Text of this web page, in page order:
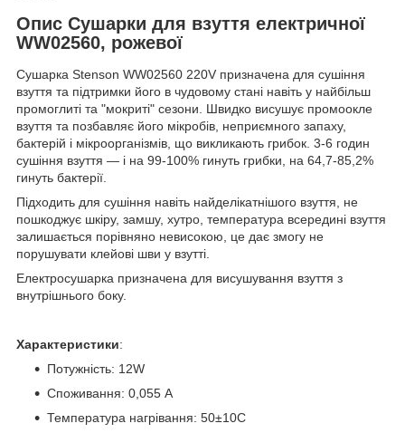
Опис Сушарки для взуття електричної
WW02560, рожевої
Сушарка Stenson WW02560 220V призначена для сушіння
взуття та підтримки його в чудовому стані навіть у найбільш
промоглиті та "мокриті" сезони. Швидко висушує промоокле
взуття та позбавляє його мікробів, неприємного запаху,
бактерій і мікроорганізмів, що викликають грибок. 3-6 годин
сушіння взуття — і на 99-100% гинуть грибки, на 64,7-85,2%
гинуть бактерії.
Підходить для сушіння навіть найделікатнішого взуття, не
пошкоджує шкіру, замшу, хутро, температура всередині взуття
залишається порівняно невисокою, це дає змогу не
порушувати клейові шви у взутті.
Електросушарка призначена для висушування взуття з
внутрішнього боку.
Характеристики:
Потужність: 12W
Споживання: 0,055 А
Температура нагрівання: 50±10C